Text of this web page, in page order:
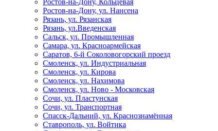
Ростов-на-Дону, Кольцевая
Ростов-на-Дону, ул. Нансена
Рязань, ул. Рязанская
Рязань, ул.Введенская
Сальск, ул. Промышленная
Самара, ул. Красноармейская
Саратов, 6-й Соколовогорский проезд
Смоленск, ул. Индустриальная
Смоленск, ул. Кирова
Смоленск, ул. Нахимова
Смоленск, ул. Ново - Московская
Сочи, ул. Пластунская
Сочи, ул. Транспортная
Спасск-Дальний, ул. Краснознамённая
Ставрополь, ул. Войтика